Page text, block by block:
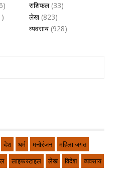
राशिफल(33)
लेख (823)
व्यवसाय (928)
देश धर्म मनोरंजन
महिला जगत
लाइफस्टाइल लेख विदेश
व्यवसाय